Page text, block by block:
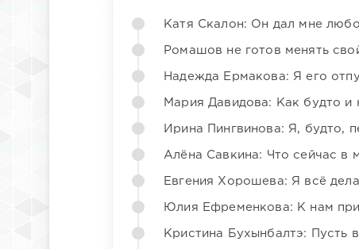
Катя Скалон: Он дал мне
Ромашов не готов менять
Надежда Ермакова: Я его
Мария Давидова: Как будто и
Ирина Пингвинова: Я, будто,
Алёна Савкина: Что сейчас в
Евгения Хорошева: Я всё
Юлия Ефременкова: К нам
Кристина Бухынбалтэ: Пусть